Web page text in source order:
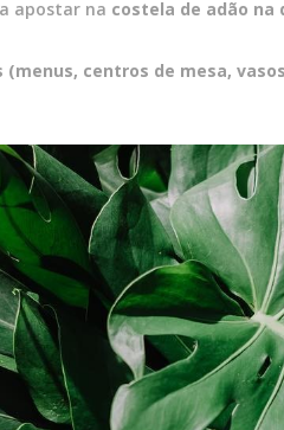
apostar na costela de adão na
(menus, centros de mesa,